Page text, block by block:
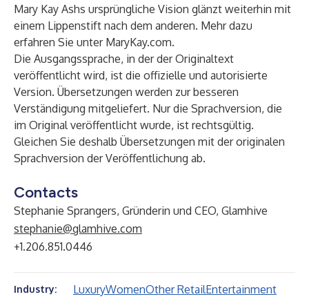
Mary Kay Ashs ursprüngliche Vision glänzt weiterhin mit
einem Lippenstift nach dem anderen. Mehr dazu
erfahren Sie unter MaryKay.com.
Die Ausgangssprache, in der der Originaltext
veröffentlicht wird, ist die offizielle und autorisierte
Version. Übersetzungen werden zur besseren
Verständigung mitgeliefert. Nur die Sprachversion, die
im Original veröffentlicht wurde, ist rechtsgültig.
Gleichen Sie deshalb Übersetzungen mit der originalen
Sprachversion der Veröffentlichung ab.
Contacts
Stephanie Sprangers, Gründerin und CEO, Glamhive
stephanie@glamhive.com
+1.206.851.0446
Industry: LuxuryWomenOther RetailEntertainment